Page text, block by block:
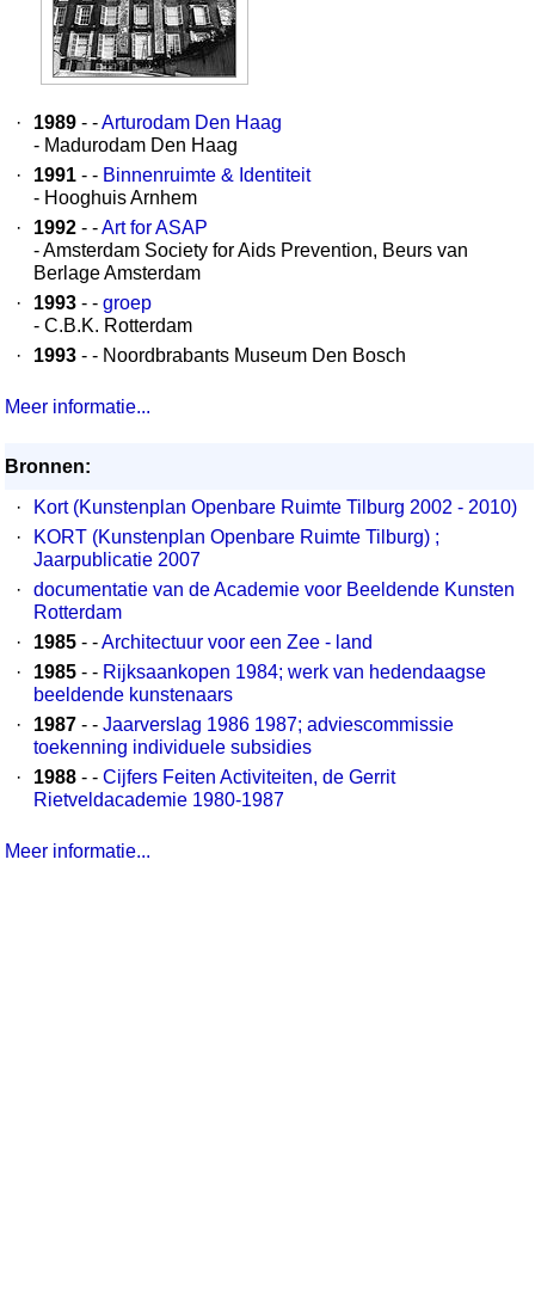
· 1989 - -Arturodam Den Haag
- Madurodam Den Haag
·
1991 - - Binnenruimte & Identiteit
- Hooghuis Arnhem
·
1992 - -Art for ASAP
- Amsterdam Society for Aids Prevention, Beurs van
Berlage Amsterdam
·
1993 - - groep
- C.B.K. Rotterdam
·
1993 - - Noordbrabants Museum Den Bosch
Meer informatie...
Bronnen:
·
Kort (Kunstenplan Openbare Ruimte Tilburg 2002 - 2010)
·
KORT (Kunstenplan Openbare Ruimte Tilburg) ;
Jaarpublicatie 2007
·
documentatie van de Academie voor Beeldende Kunsten
Rotterdam
·
1985 - -Architectuur voor een Zee - land
·
1985 - - Rijksaankopen 1984; werk van hedendaagse
beeldende kunstenaars
·
1987 - - Jaarverslag 1986 1987; adviescommissie
toekenning individuele subsidies
·
1988 - - Cijfers Feiten Activiteiten, de Gerrit
Rietveldacademie 1980-1987
Meer informatie...